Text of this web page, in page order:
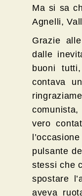
Ma si sa
Agnelli,
Grazie
dalle
buoni
contava
vero
pulsante
stessi che
spostare
aveva